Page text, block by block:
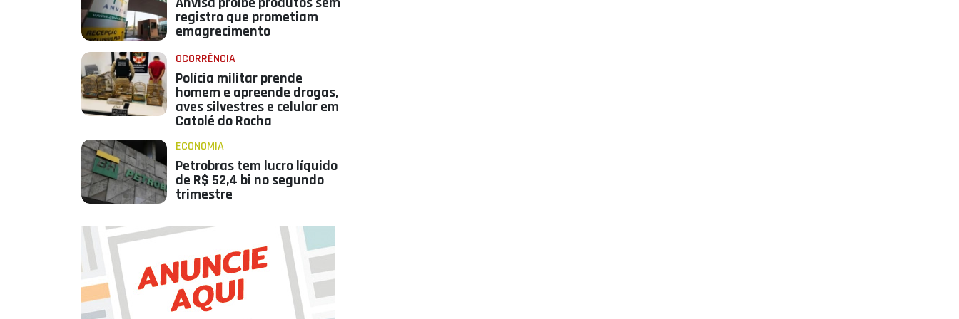
registro que prometiam
emagrecimento
OCORRÊNCIA
Polícia militar prende
homem e apreende drogas,
aves silvestres e celular em
Catolé do Rocha
ECONOMIA
Petrobras tem lucro líquido
de R$ 52,4 bi no segundo
trimestre